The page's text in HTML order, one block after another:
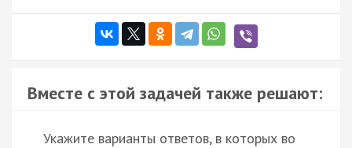
Вместе с этой задачей также решают:
Укажите варианты ответов, в которых во